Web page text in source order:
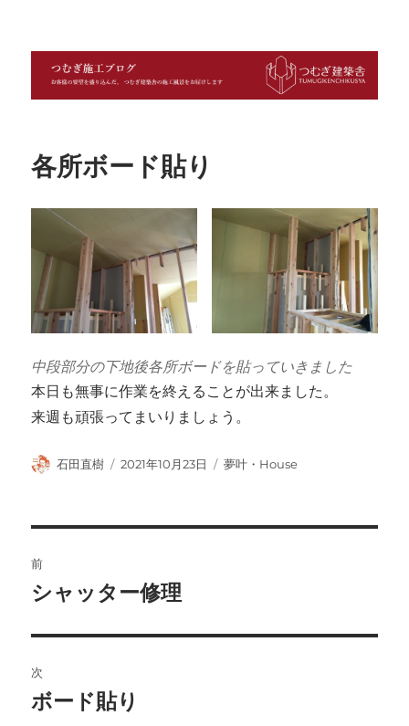
つむぎ施工ブログ
各所ボード貼り
中段部分の下地後各所ボードを貼っていきました
本日も無事に作業を終えることが出来ました。
来週も頑張ってまいりましょう。
投
石田直樹
投
2021年10月23日
カ
夢叶・House
稿
ビ
ゲ
前
前
投
稿:
シャッター修理
次
次
ボード貼り